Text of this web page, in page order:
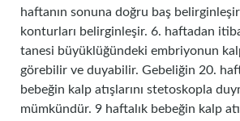
haftanın sonuna doğru baş
konturları belirginleşir. 6. haftadan
tanesi büyüklüğündeki embriyonun kalp
görebilir ve duyabilir. Gebeliğin 20.
bebeğin kalp atışlarını stetoskopla
mümkündür. 9 haftalık bebeğin kalp